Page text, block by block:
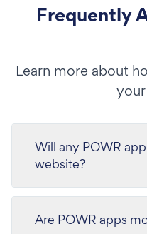
Frequently
Learn more about
Will any POWR
website?
Are POWR apps